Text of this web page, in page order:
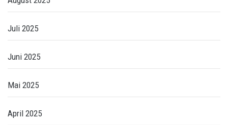
Juli 2025
Juni 2025
Mai 2025
April 2025